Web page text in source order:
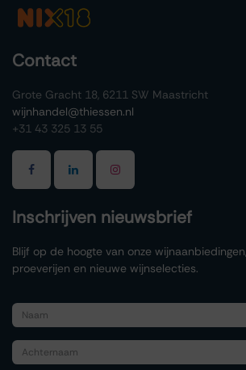
Contact
Grote Gracht 18, 6211 SW Maastricht
wijnhandel@thiessen.nl
+31 43 325 13 55
Inschrijven nieuwsbrief
Blijf op de hoogte van onze wijnaanbiedingen,
proeverijen en nieuwe wijnselecties.